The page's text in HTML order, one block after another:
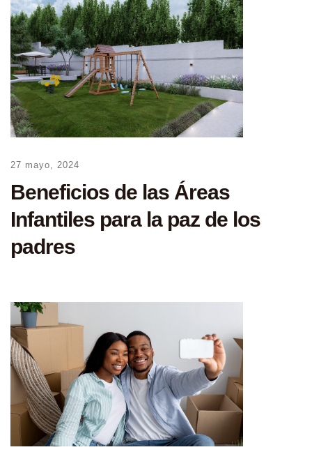
27 mayo, 2024
Beneficios de las Áreas
Infantiles para la paz de los
padres